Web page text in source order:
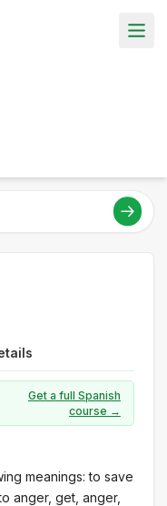
Get a full Spanish
course →
meanings: to save
anger, get, anger,